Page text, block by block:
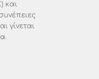
και
γίνεται